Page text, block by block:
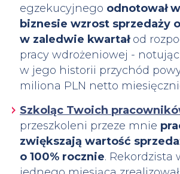
egzekucyjnego odnotował
biznesie wzrost sprzedaży
w zaledwie kwartałod
pracy wdrożeniowej -
w jego historii przychód
miliona PLN netto
Szkoląc Twoich
przeszkoleni przeze mnie
zwiększają wartość
o 100% rocznie. Rekordzista